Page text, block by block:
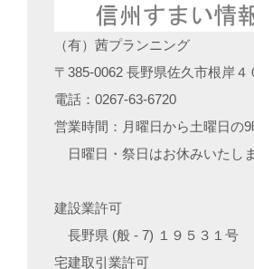
（有）茜プランニング
〒385-0062 長野県佐久市根岸４
電話：0267-63-6720
営業時間：月曜日から土曜日の
日曜日・祭日はお休みいたし
建設業許可
長野県 (般 - 7) １９５３１号
宅建取引業許可